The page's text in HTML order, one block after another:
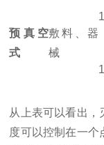
预真空
式
敷料、器
械
从上表可以看出，
度可以控制在一个